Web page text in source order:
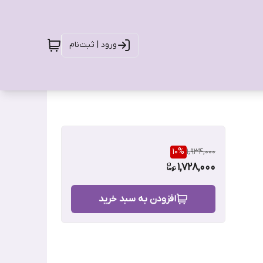
ورود | ثبت‌نام
1,934,000
10%
1,728,000
افزودن به سبد خرید